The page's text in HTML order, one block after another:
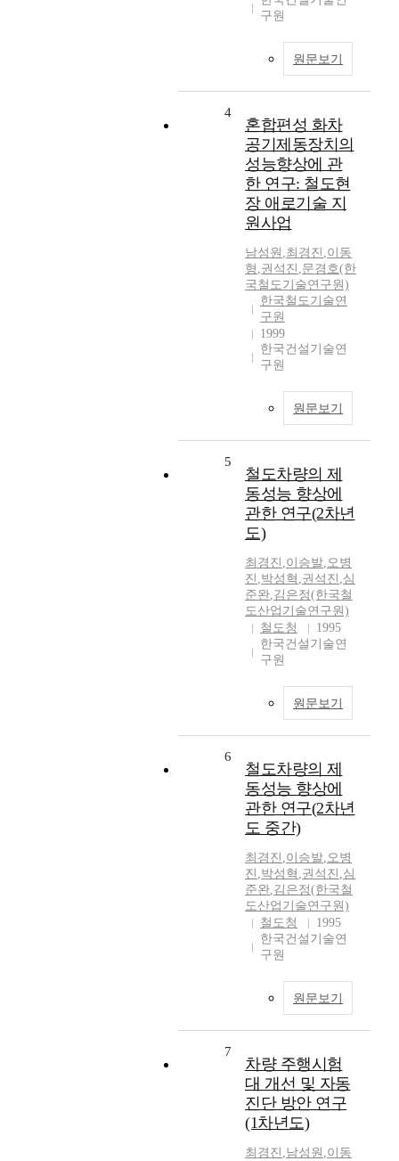
구원
원문보기
4
혼합편성 화차
공기제동장치의
성능향상에 관
한 연구: 철도현
장 애로기술 지
원사업
남성원 ,최경진 ,이동
형 ,권석진 ,문경호(한
국철도기술연구원)
한국철도기술연
구원
1999
한국건설기술연
구원
원문보기
5
철도차량의 제
동성능 향상에
관한 연구(2차년
도)
최경진 ,이승발,오병
진 ,박성혁 ,권석진 ,심
준완,김은정(한국철
도산업기술연구원)
철도청
1995
한국건설기술연
구원
원문보기
6
철도차량의 제
동성능 향상에
관한 연구(2차년
도 중간)
최경진 ,이승발,오병
진 ,박성혁 ,권석진 ,심
준완,김은정(한국철
도산업기술연구원)
철도청
1995
한국건설기술연
구원
원문보기
7
차량 주행시험
대 개선 및 자동
진단 방안 연구
(1차년도)
최경진 ,남성원 ,이동